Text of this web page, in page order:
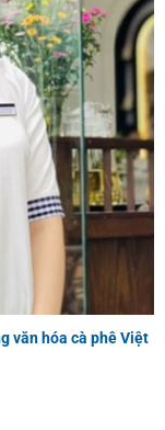
văn hóa cà phê Việt